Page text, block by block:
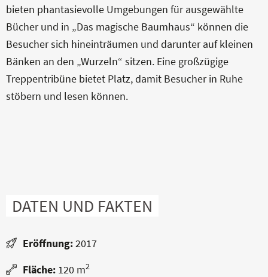
bieten phantasievolle Umgebungen für ausgewählte
Bücher und in „Das magische Baumhaus“ können die
Besucher sich hineinträumen und darunter auf kleinen
Bänken an den „Wurzeln“ sitzen. Eine großzügige
Treppentribüne bietet Platz, damit Besucher in Ruhe
stöbern und lesen können.
DATEN UND FAKTEN
Eröffnung:2017
Fläche: 120 m2